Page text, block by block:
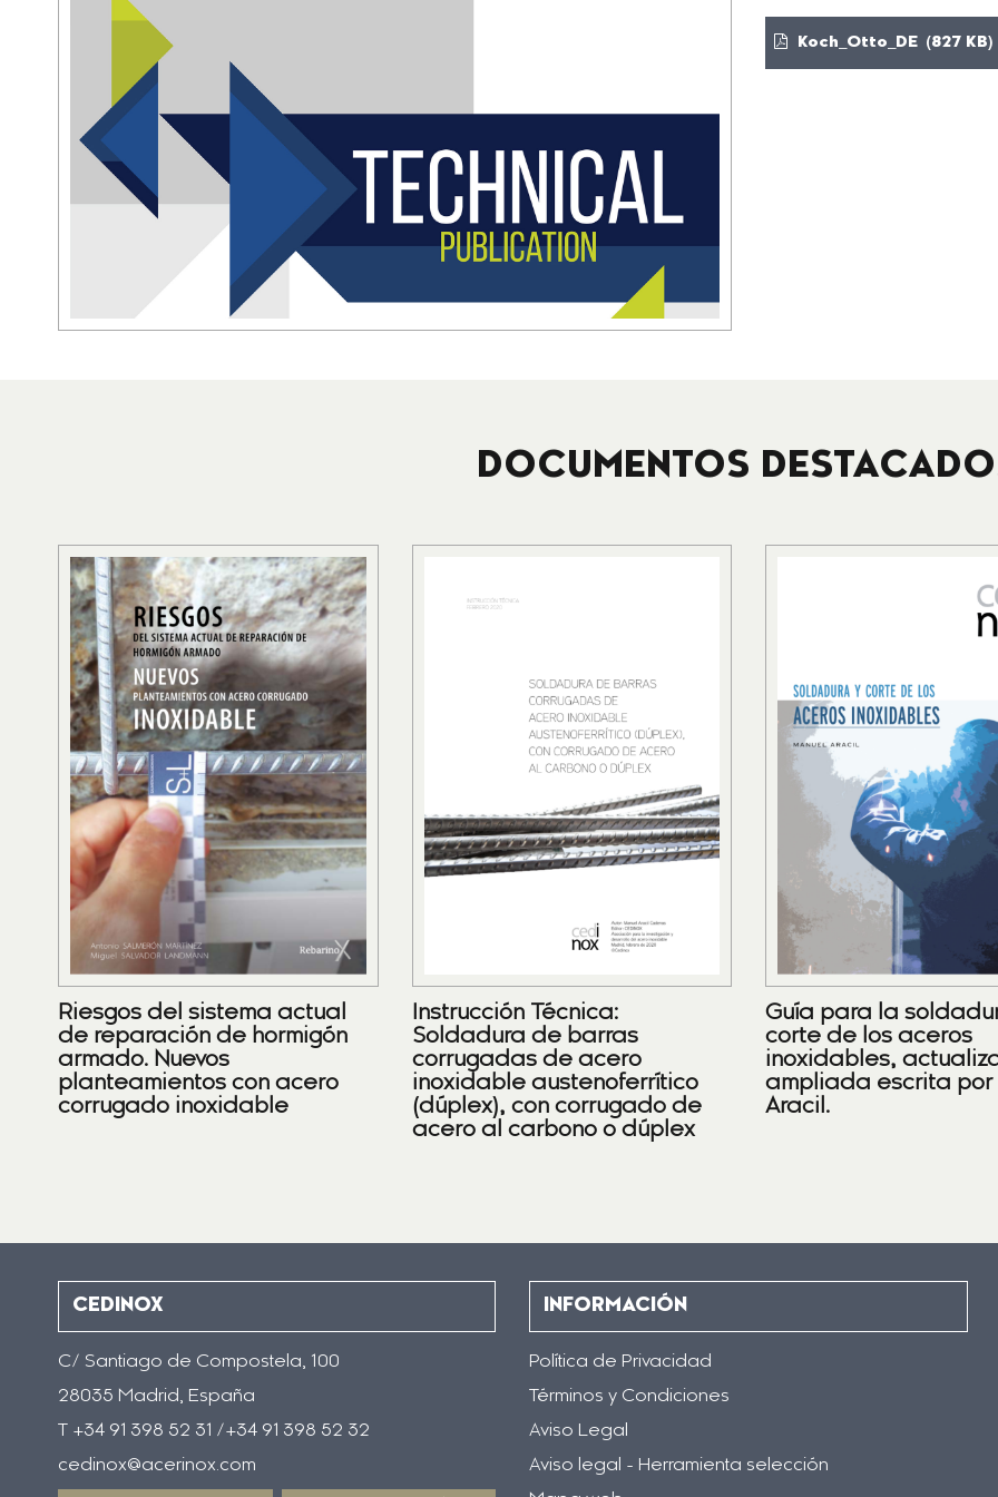
Koch_Otto_DE (827 KB)
DOCUMENTOS
Riesgos del sistema actual
de reparación de hormigón
armado. Nuevos
planteamientos con acero
corrugado inoxidable
Instrucción Técnica:
Soldadura de barras
corrugadas de acero
inoxidable austenoferrítico
(dúplex), con corrugado de
acero al carbono o dúplex
Guía para la
corte de los aceros
inoxidables,
ampliada escrita por
Aracil.
CEDINOX
C/ Santiago de Compostela, 100
28035 Madrid, España
T +34 91 398 52 31 /+34 91 398 52 32
cedinox@acerinox.com
INFORMACIÓN
Política de Privacidad
Términos y Condiciones
Aviso Legal
Aviso legal - Herramienta selección